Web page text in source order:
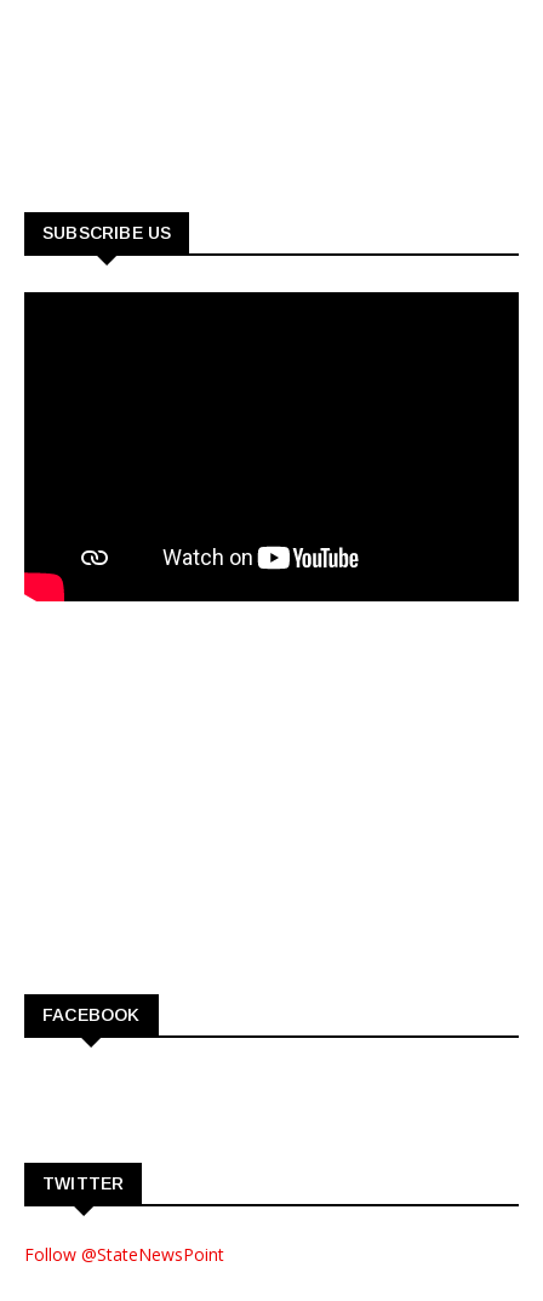
SUBSCRIBE US
FACEBOOK
TWITTER
Follow @StateNewsPoint